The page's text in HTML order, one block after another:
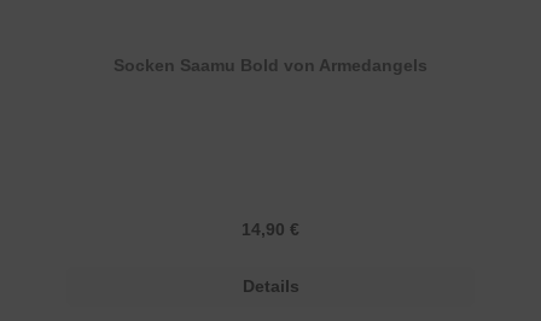
Socken Saamu Bold von Armedangels
Regulärer Preis:
14,90 €
Details